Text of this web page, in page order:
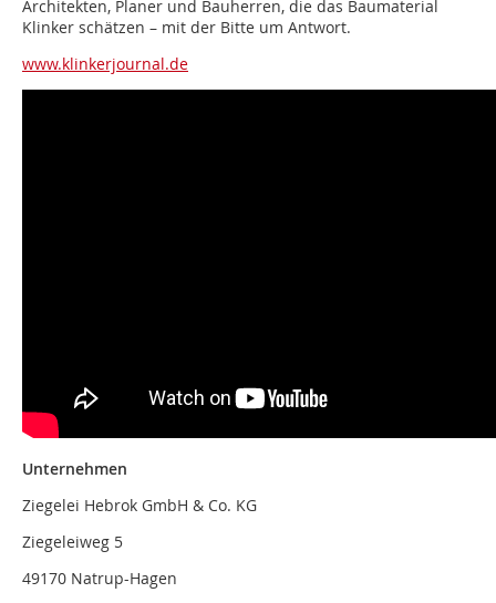
Architekten, Planer und Bauherren, die das Baumaterial
Klinker schätzen – mit der Bitte um Antwort.
www.klinkerjournal.de
Unternehmen
Ziegelei Hebrok GmbH & Co. KG
Ziegeleiweg 5
49170 Natrup-Hagen